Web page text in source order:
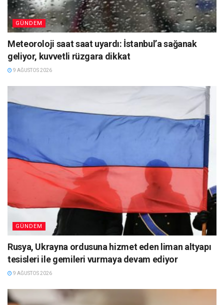
GÜNDEM
Meteoroloji saat saat uyardı: İstanbul’a sağanak
geliyor, kuvvetli rüzgara dikkat
9 AĞUSTOS 2026
GÜNDEM
Rusya, Ukrayna ordusuna hizmet eden liman altyapı
tesisleri ile gemileri vurmaya devam ediyor
9 AĞUSTOS 2026